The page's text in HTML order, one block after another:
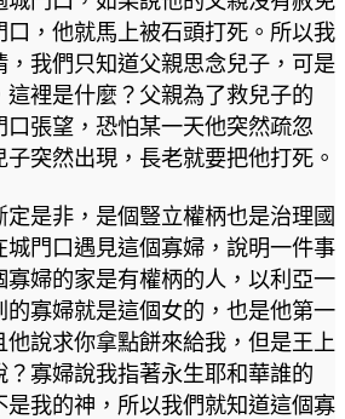
，他就馬上被石頭打死。所以我
我們只知道父親思念兒子，可是
裡是什麼？父親為了救兒子的
張望，恐怕某一天他突然疏忽
突然出現，長老就要把他打死。
是非，是個豎立權柄也是治理國
門口遇見這個寡婦，說明一件事
婦的家是有權柄的人，以利亞一
寡婦就是這個女的，也是他第一
說求你拿點餅來給我，但是王上
寡婦說我指著永生耶和華誰的
我的神，所以我們就知道這個寡